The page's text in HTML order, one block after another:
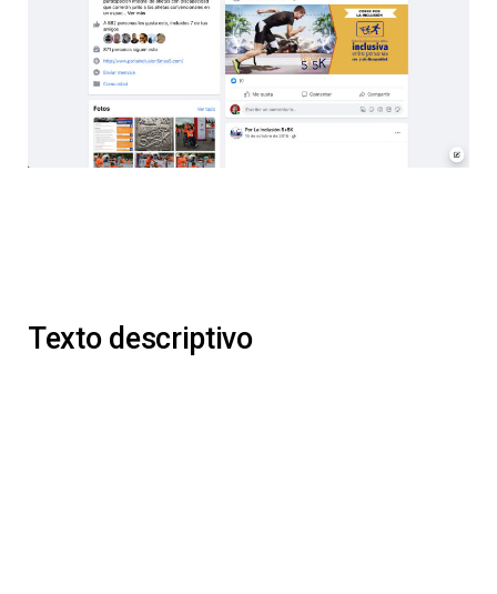
Texto descriptivo